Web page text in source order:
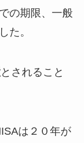
の期限、一般
た。
とされること
は２０年が